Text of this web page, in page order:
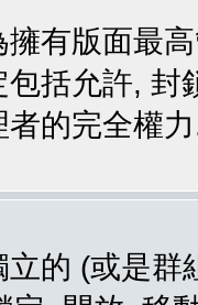
有版面最
括允許,
的完全權
的 (或是